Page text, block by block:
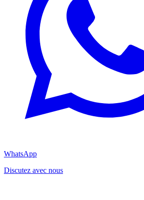
WhatsApp
Discutez avec nous